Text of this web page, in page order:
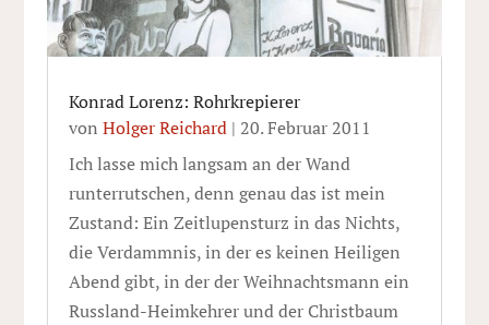
Konrad Lorenz: Rohrkrepierer
von Holger Reichard| 20. Februar 2011
Ich lasse mich langsam an der Wand
runterrutschen, denn genau das ist mein
Zustand: Ein Zeitlupensturz in das Nichts,
die Verdammnis, in der es keinen Heiligen
Abend gibt, in der der Weihnachtsmann ein
Russland-Heimkehrer und der Christbaum